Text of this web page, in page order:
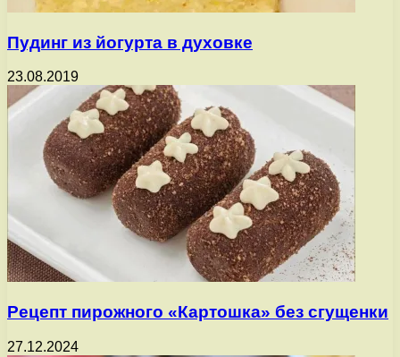
Пудинг из йогурта в духовке
23.08.2019
Рецепт пирожного «Картошка» без сгущенки
27.12.2024